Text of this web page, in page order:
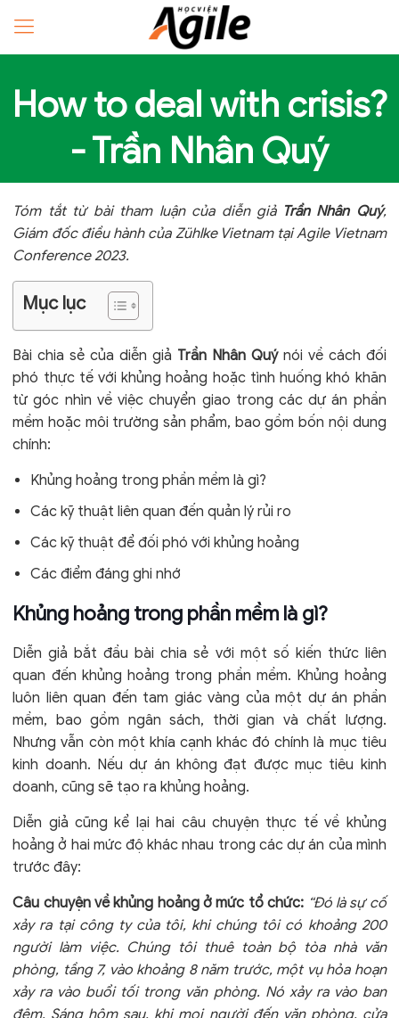
How to deal with crisis?
- Trần Nhân Quý
Tóm tắt từ bài tham luận của diễn giảTrần Nhân Quý,
Giám đốc điều hành của Zühlke Vietnam tại Agile Vietnam
Conference 2023.
Mục lục
Bài chia sẻ của diễn giả Trần Nhân Quýnói về cách đối
phó thực tế với khủng hoảng hoặc tình huống khó khăn
từ góc nhìn về việc chuyển giao trong các dự án phần
mềm hoặc môi trường sản phẩm, bao gồm bốn nội dung
chính:
Khủng hoảng trong phần mềm là gì?
Các kỹ thuật liên quan đến quản lý rủi ro
Các kỹ thuật để đối phó với khủng hoảng
Các điểm đáng ghi nhớ
Khủng hoảng trong phần mềm là gì?
Diễn giả bắt đầu bài chia sẻ với một số kiến thức liên
quan đến khủng hoảng trong phần mềm. Khủng hoảng
luôn liên quan đến tam giác vàng của một dự án phần
mềm, bao gồm ngân sách, thời gian và chất lượng.
Nhưng vẫn còn một khía cạnh khác đó chính là mục tiêu
kinh doanh. Nếu dự án không đạt được mục tiêu kinh
doanh, cũng sẽ tạo ra khủng hoảng.
Diễn giả cũng kể lại hai câu chuyện thực tế về khủng
hoảng ở hai mức độ khác nhau trong các dự án của mình
trước đây:
Câu chuyện về khủng hoảng ở mức tổ chức: “Đó là sự cố
xảy ra tại công ty của tôi, khi chúng tôi có khoảng 200
người làm việc. Chúng tôi thuê toàn bộ tòa nhà văn
phòng, tầng 7, vào khoảng 8 năm trước, một vụ hỏa hoạn
xảy ra vào buổi tối trong văn phòng. Nó xảy ra vào ban
đêm. Sáng hôm sau, khi mọi người đến văn phòng, cửa